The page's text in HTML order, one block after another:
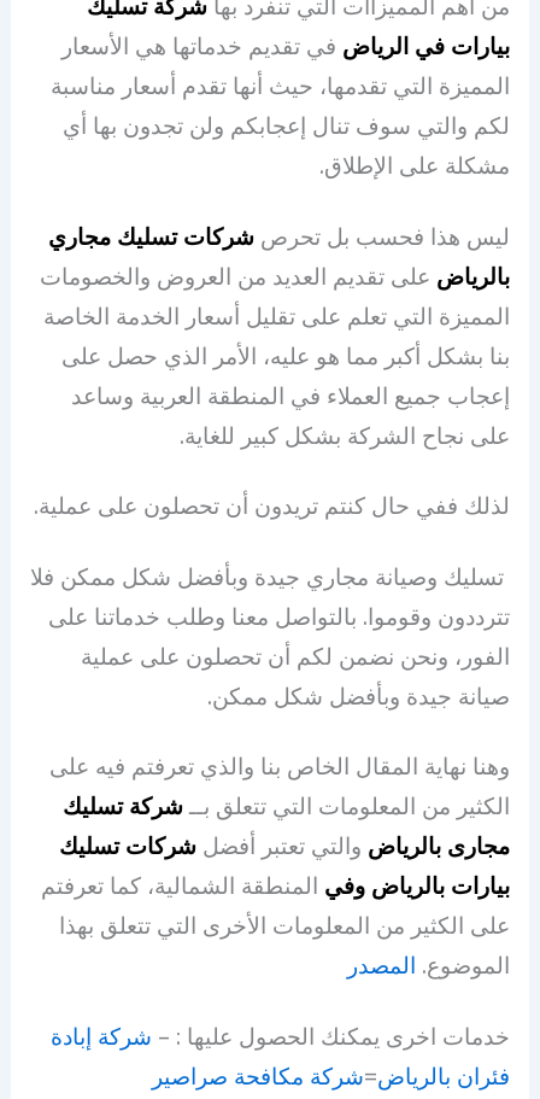
بيارات في الرياض في تقديم خدماتها هي الأسعار
المميزة التي تقدمها، حيث أنها تقدم أسعار مناسبة
لكم والتي سوف تنال إعجابكم ولن تجدون بها أي
مشكلة على الإطلاق.
ليس هذا فحسب بل تحرص شركات تسليك مجاري
بالرياض على تقديم العديد من العروض والخصومات
المميزة التي تعلم على تقليل أسعار الخدمة الخاصة
بنا بشكل أكبر مما هو عليه، الأمر الذي حصل على
إعجاب جميع العملاء في المنطقة العربية وساعد
على نجاح الشركة بشكل كبير للغاية.
لذلك ففي حال كنتم تريدون أن تحصلون على عملية.
تسليك وصيانة مجاري جيدة وبأفضل شكل ممكن فلا
تترددون وقوموا. بالتواصل معنا وطلب خدماتنا على
الفور، ونحن نضمن لكم أن تحصلون على عملية
صيانة جيدة وبأفضل شكل ممكن.
وهنا نهاية المقال الخاص بنا والذي تعرفتم فيه على
الكثير من المعلومات التي تتعلق بــشركة تسليك
مجارى بالرياض والتي تعتبر أفضل شركات تسليك
بيارات بالرياض وفي المنطقة الشمالية، كما تعرفتم
على الكثير من المعلومات الأخرى التي تتعلق بهذا
الموضوع. المصدر
خدمات اخرى يمكنك الحصول عليها : – شركة إبادة
فئران بالرياض=شركة مكافحة صراصير